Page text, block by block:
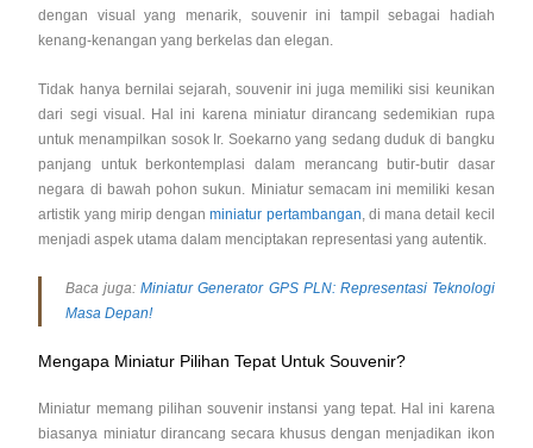
dengan visual yang menarik, souvenir ini tampil sebagai hadiah
kenang-kenangan yang berkelas dan elegan.
Tidak hanya bernilai sejarah, souvenir ini juga memiliki sisi keunikan
dari segi visual. Hal ini karena miniatur dirancang sedemikian rupa
untuk menampilkan sosok Ir. Soekarno yang sedang duduk di bangku
panjang untuk berkontemplasi dalam merancang butir-butir dasar
negara di bawah pohon sukun. Miniatur semacam ini memiliki kesan
artistik yang mirip denganminiatur pertambangan , di mana detail kecil
menjadi aspek utama dalam menciptakan representasi yang autentik.
Baca juga:Miniatur Generator GPS PLN: Representasi Teknologi
Masa Depan!
Mengapa Miniatur Pilihan Tepat Untuk Souvenir?
Miniatur memang pilihan souvenir instansi yang tepat. Hal ini karena
biasanya miniatur dirancang secara khusus dengan menjadikan ikon